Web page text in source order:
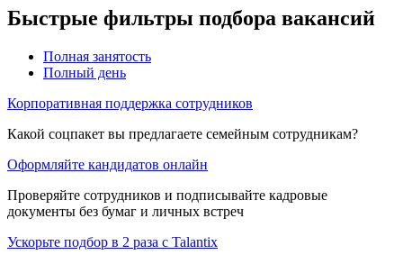
Быстрые фильтры подбора вакансий
Полная занятость
Полный день
Корпоративная поддержка сотрудников
Какой соцпакет вы предлагаете семейным сотрудникам?
Оформляйте кандидатов онлайн
Проверяйте сотрудников и подписывайте кадровые
документы без бумаг и личных встреч
Ускорьте подбор в 2 раза с Talantix